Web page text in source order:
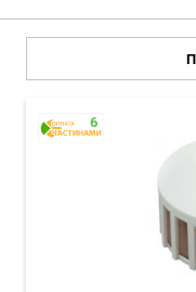
6